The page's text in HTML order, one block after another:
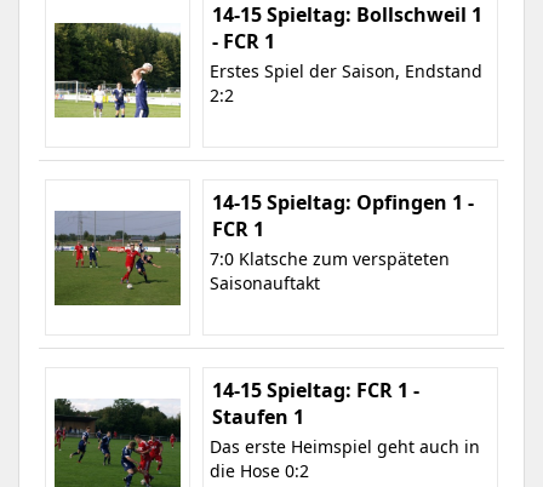
14-15 Spieltag: Bollschweil 1
- FCR 1
Erstes Spiel der Saison, Endstand
2:2
14-15 Spieltag: Opfingen 1 -
FCR 1
7:0 Klatsche zum verspäteten
Saisonauftakt
14-15 Spieltag: FCR 1 -
Staufen 1
Das erste Heimspiel geht auch in
die Hose 0:2